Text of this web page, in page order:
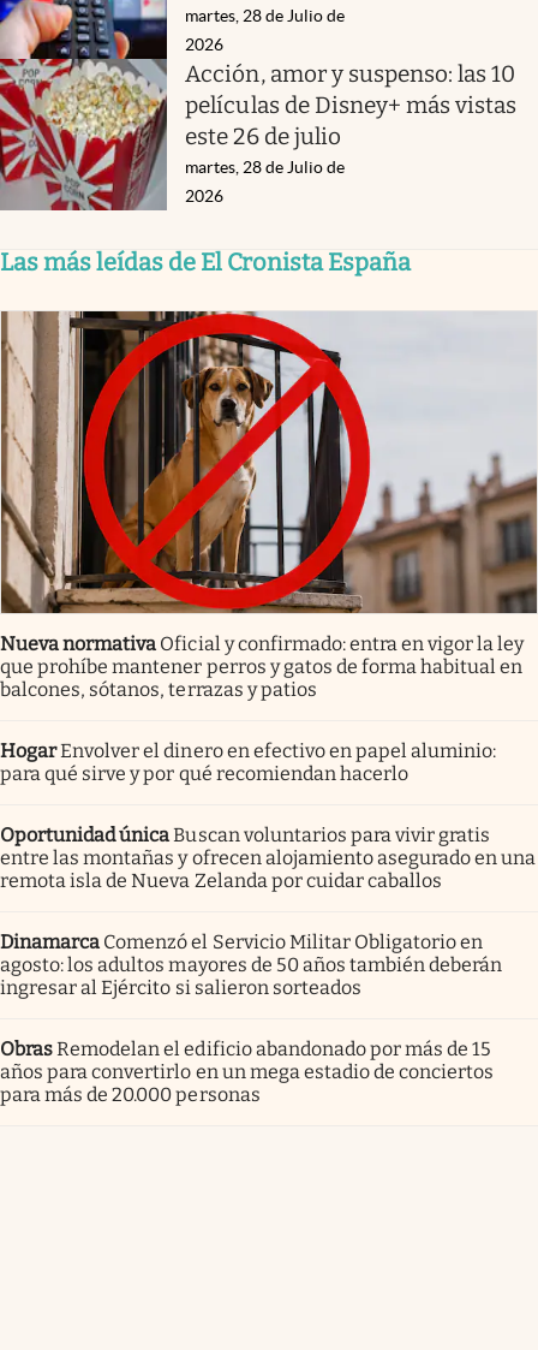
martes, 28 de Julio de
2026
Acción, amor y suspenso: las 10
películas de Disney+ más vistas
este 26 de julio
martes, 28 de Julio de
2026
Las más leídas de El Cronista España
Nueva normativa Oficial y confirmado: entra en vigor la ley
que prohíbe mantener perros y gatos de forma habitual en
balcones, sótanos, terrazas y patios
HogarEnvolver el dinero en efectivo en papel aluminio:
para qué sirve y por qué recomiendan hacerlo
Oportunidad únicaBuscan voluntarios para vivir gratis
entre las montañas y ofrecen alojamiento asegurado en una
remota isla de Nueva Zelanda por cuidar caballos
Dinamarca Comenzó el Servicio Militar Obligatorio en
agosto: los adultos mayores de 50 años también deberán
ingresar al Ejército si salieron sorteados
ObrasRemodelan el edificio abandonado por más de 15
años para convertirlo en un mega estadio de conciertos
para más de 20.000 personas